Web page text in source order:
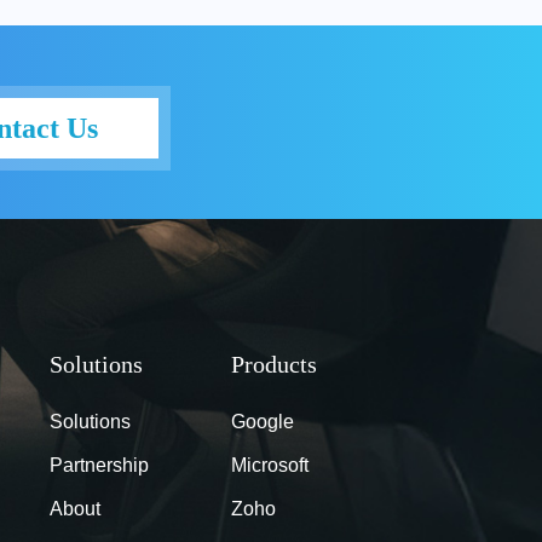
Us
Solutions
Partnership
About
Google
Microsoft
Zoho